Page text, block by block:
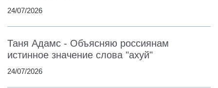
24/07/2026
Таня Адамс - Объясняю россиянам
истинное значение слова "ахуй"
24/07/2026